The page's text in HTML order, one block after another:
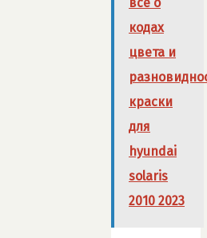
кодах
цвета и
краски
для
hyundai
solaris
2010 2023